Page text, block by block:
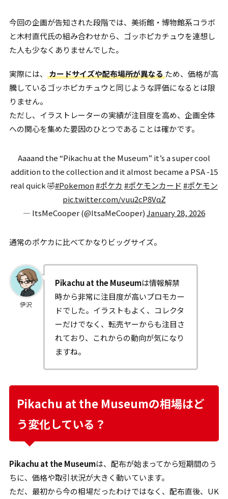
今回の企画が告知された段階では、美術館・博物館系コラボ
と木村直代氏の組み合わせから、ゴッホピカチュウを連想し
た人も少なくありませんでした。
実際には、 カードサイズや配布場所が異なるため、価格が高
騰しているゴッホピカチュウと同じような評価になるとは限
りません。
ただし、イラストレーターの実績が注目度を高め、企画全体
への関心を集めた要因のひとつであることは確かです。
Aaaand the “Pikachu at the Museum” it’s a super cool
addition to the collection and it almost became a PSA -15
real quick 🤣#Pokemon#ポケカ #ポケモンカード #ポケモン
pic.twitter.com/vuu2cP8VqZ
— ItsMeCooper (@ItsaMeCooper)January 28, 2026
通常のポケカに比べてかなりビッグサイズ。
伊沢
Pikachu at the Museumは情報解禁
時から非常に注目度が高いプロモカー
ドでした。イラストもよく、コレクタ
ーだけでなく、転売ヤーからも注目さ
れており、これからの動向が気になり
ますね。
Pikachu at the Museumの相場はど
う変化している？
Pikachu at the Museumは、配布が始まってから短期間のう
ちに、価格や取引状況が大きく動いています。
ただ、最初から今の相場だったわけではなく、配布直後、UK